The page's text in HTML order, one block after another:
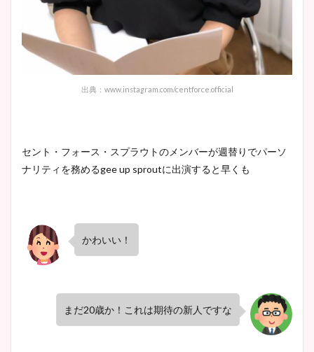
出典：www.instagram.com/centforce.official
セント・フォース・スプラウトのメンバーが週替りでパーソ
ナリティを務めるgee up sproutに出演すると早くも
かわいい！
まだ20歳か！これは期待の新人ですな